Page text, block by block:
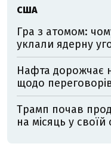
США
Гра з атомом:
уклали ядерну
Нафта дорожчає
щодо
Трамп почав
на місяць у своїй